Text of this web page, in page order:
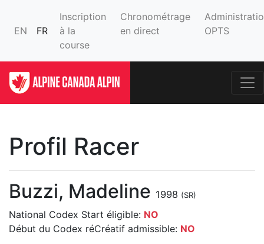
EN FR
Inscription
à la
course
Chronométrage
en direct
OPTS
Profil Racer
Buzzi, Madeline 1998 (SR)
National Codex Start éligible: NO
Début du Codex réCréatif admissible: NO